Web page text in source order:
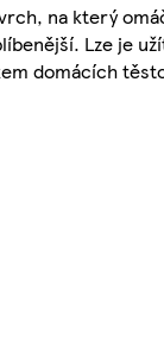
na který
Lze je
domácích